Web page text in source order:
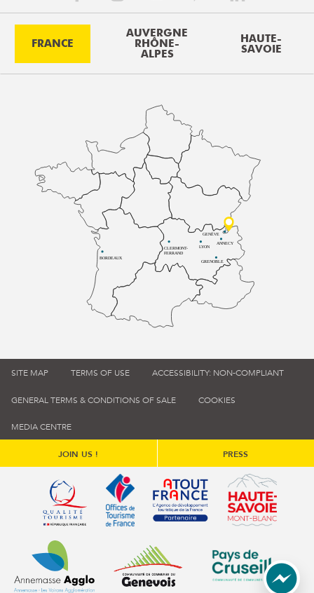
FRANCE
AUVERGNE
RHÔNE-
ALPES
HAUTE-
SAVOIE
BORDEAUX
CLERMONT-
FERRAND
LYON
ANNECY
GRENOBLE
GENÈVE
SITE MAP TERMS OF USE ACCESSIBILITY: NON-COMPLIANT
GENERAL TERMS & CONDITIONS OF SALE COOKIES
MEDIA CENTRE
JOIN US ! PRESS
Qualité tourisme (s'ouvre dans une nouvelle fenêtre)
Office de tourisme de France (s'ouvre
Atout France (s'ouvre dans
Annemasse Agglo (s'ouvre dans une nouvelle fenêtre)
Communauté de communes du
Communauté de